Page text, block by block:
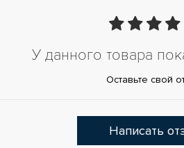
У данного товара
Оставьте свой
Написать